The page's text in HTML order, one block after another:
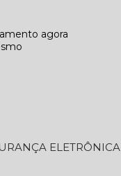
agora
ELETRÔNICA